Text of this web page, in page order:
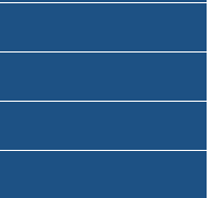
spraw
pomocne instrukcje oraz